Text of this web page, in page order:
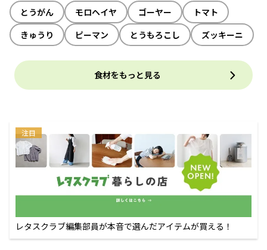
とうがん モロヘイヤ ゴーヤー
トマト
きゅうり
ピーマン とうもろこし ズッキーニ
食材をもっと見る
注目
レタスクラブ編集部員が本音で選んだアイテムが買える！